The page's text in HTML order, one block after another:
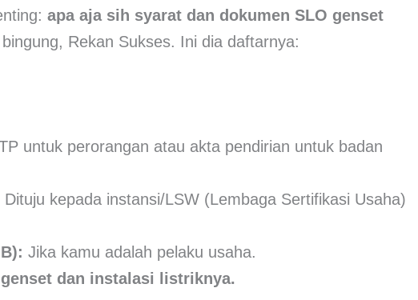
apa aja sih syarat dan dokumen SLO genset
Rekan Sukses. Ini dia daftarnya:
untuk perorangan atau akta pendirian untuk badan
Dituju kepada instansi/LSW (Lembaga Sertifikasi Usaha)
Jika kamu adalah pelaku usaha.
dan instalasi listriknya.